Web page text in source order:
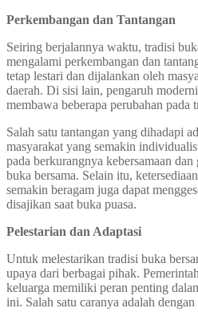
Perkembangan dan Tantangan
Seiring berjalannya waktu, tradisi
mengalami perkembangan dan
tetap lestari dan dijalankan oleh
daerah. Di sisi lain, pengaruh
membawa beberapa perubahan pada
Salah satu tantangan yang dihadapi
masyarakat yang semakin
pada berkurangnya kebersamaan
buka bersama. Selain itu,
semakin beragam juga dapat
disajikan saat buka puasa.
Pelestarian dan Adaptasi
Untuk melestarikan tradisi buka
upaya dari berbagai pihak.
keluarga memiliki peran penting
ini. Salah satu caranya adalah